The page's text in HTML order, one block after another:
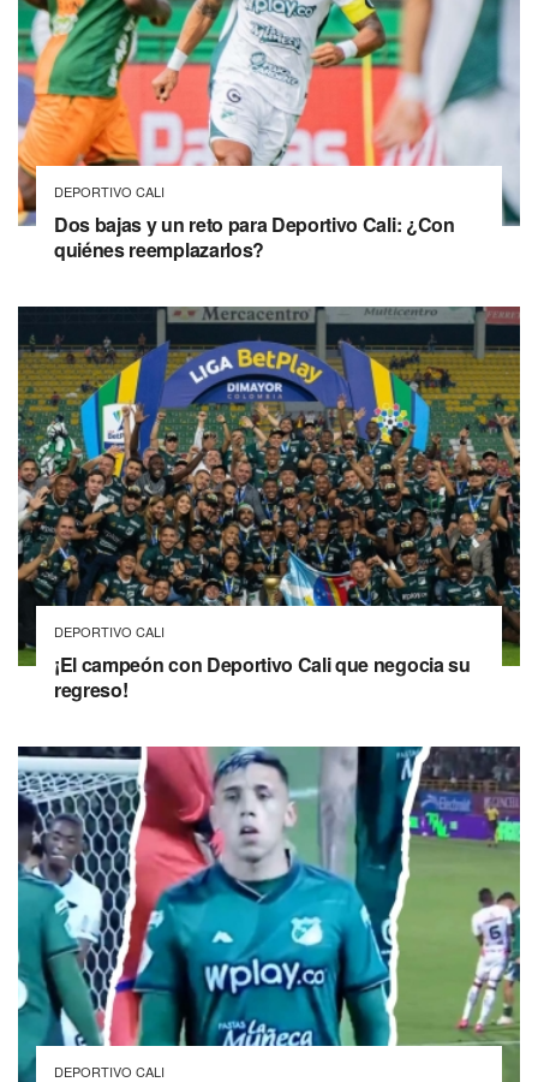
DEPORTIVO CALI
Dos bajas y un reto para Deportivo Cali: ¿Con
quiénes reemplazarlos?
DEPORTIVO CALI
¡El campeón con Deportivo Cali que negocia su
regreso!
DEPORTIVO CALI